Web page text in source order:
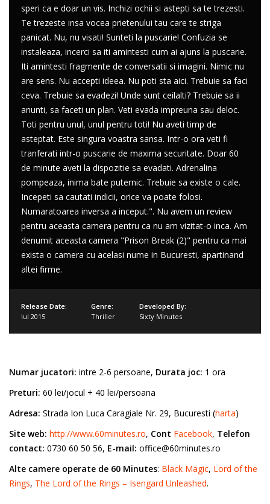
speri ca e doar un vis. Inchizi ochii si astepti sa te trezesti.
Te trezeste insa vocea prietenului tau care te striga
panicat. Nu, nu visati! Sunteti la puscarie! Confuzia se
instaleaza, incerci sa iti amintesti cum ai ajuns la puscarie.
Iti amintesti fragmente de conversatii si imagini. Nimic nu
are sens. Nu accepti ideea. Nu poti sta aici. Trebuie sa faci
ceva. Trebuie sa evadezi! Unde sunt ceilalti? Trebuie sa ii
anunti, sa faceti un plan. Veti evada impreuna sau deloc.
Toti pentru unul, unul pentru toti! Nu aveti timp de
asteptat. Este singura voastra sansa. Intr-o ora veti fi
tranferati intr-o puscarie de maxima securitate. Doar 60
de minute aveti la dispozitie sa evadati. Adrenalina
pompeaza, inima bate puternic. Trebuie sa existe o cale.
Incepeti sa cautati indicii, orice va poate folosi.
Numaratoarea inversa a inceput.". Nu avem un review
pentru aceasta camera pentru ca nu am vizitat-o inca. Am
denumit aceasta camera "Prison Break (2)" pentru ca mai
exista o camera cu acelasi nume in Bucuresti, apartinand
altei firme.
Release Date:
Iul 2015
Genre:
Thriller
Developed By:
Sixty Minutes
Numar jucatori: intre 2-6 persoane, Durata joc: 1 ora
Preturi: 60 lei/jocul + 40 lei/persoana
Adresa: Strada Ion Luca Caragiale Nr. 29, Bucuresti (harta)
Site web: http://www.60minutes.ro, Cont Facebook, Telefon
contact: 0730 60 50 56, E-mail: office@60minutes.ro
Alte camere operate de 60 Minutes: Black Magic, Lord of the
Rings, The Lord of the Rings – Isengard Unleashed.